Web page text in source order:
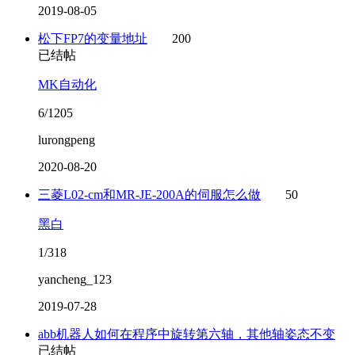
2019-08-05
松下FP7的变量地址
200
已结帖
MK自动化
6/1205
lurongpeng
2020-08-20
三菱L02-cm和MR-JE-200A的伺服怎么做 50
黑白
1/318
yancheng_123
2019-07-28
abb机器人如何在程序中旋转第六轴，其他轴姿态不变
已结帖